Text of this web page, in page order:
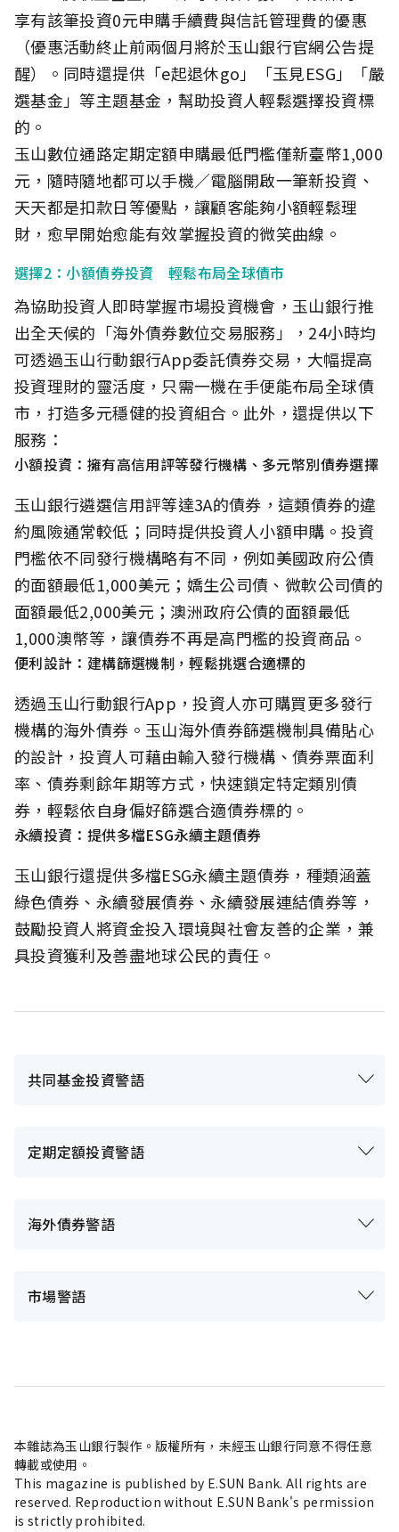
享有該筆投資0元申購手續費與信託管理費的優惠
（優惠活動終止前兩個月將於玉山銀行官網公告提
醒）。同時還提供「e起退休go」「玉見ESG」「嚴
選基金」等主題基金，幫助投資人輕鬆選擇投資標
的。
玉山數位通路定期定額申購最低門檻僅新臺幣1,000
元，隨時隨地都可以手機／電腦開啟一筆新投資、
天天都是扣款日等優點，讓顧客能夠小額輕鬆理
財，愈早開始愈能有效掌握投資的微笑曲線。
選擇2：小額債券投資 輕鬆布局全球債市
為協助投資人即時掌握市場投資機會，玉山銀行推
出全天候的「海外債券數位交易服務」，24小時均
可透過玉山行動銀行App委託債券交易，大幅提高
投資理財的靈活度，只需一機在手便能布局全球債
市，打造多元穩健的投資組合。此外，還提供以下
服務：
小額投資：擁有高信用評等發行機構、多元幣別債券選擇
玉山銀行遴選信用評等達3A的債券，這類債券的違
約風險通常較低；同時提供投資人小額申購。投資
門檻依不同發行機構略有不同，例如美國政府公債
的面額最低1,000美元；嬌生公司債、微軟公司債的
面額最低2,000美元；澳洲政府公債的面額最低
1,000澳幣等，讓債券不再是高門檻的投資商品。
便利設計：建構篩選機制，輕鬆挑選合適標的
透過玉山行動銀行App，投資人亦可購買更多發行
機構的海外債券。玉山海外債券篩選機制具備貼心
的設計，投資人可藉由輸入發行機構、債券票面利
率、債券剩餘年期等方式，快速鎖定特定類別債
券，輕鬆依自身偏好篩選合適債券標的。
永續投資：提供多檔ESG永續主題債券
玉山銀行還提供多檔ESG永續主題債券，種類涵蓋
綠色債券、永續發展債券、永續發展連結債券等，
鼓勵投資人將資金投入環境與社會友善的企業，兼
具投資獲利及善盡地球公民的責任。
共同基金投資警語
定期定額投資警語
海外債券警語
市場警語
本雜誌為玉山銀行製作。版權所有，未經玉山銀行同意不得任意
轉載或使用。
This magazine is published by E.SUN Bank. All rights are
reserved. Reproduction without E.SUN Bank's permission
is strictly prohibited.